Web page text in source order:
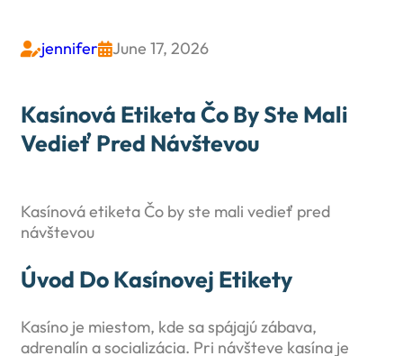
jenniferJune 17, 2026
Kasínová Etiketa Čo By Ste Mali
Vedieť Pred Návštevou
Kasínová etiketa Čo by ste mali vedieť pred
návštevou
Úvod Do Kasínovej Etikety
Kasíno je miestom, kde sa spájajú zábava,
adrenalín a socializácia. Pri návšteve kasína je